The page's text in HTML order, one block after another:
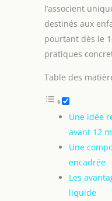
l’associent
destinés aux
pourtant dès le
pratiques
Table des
Une idée
avant 12
Une
encadrée
Les
liquide